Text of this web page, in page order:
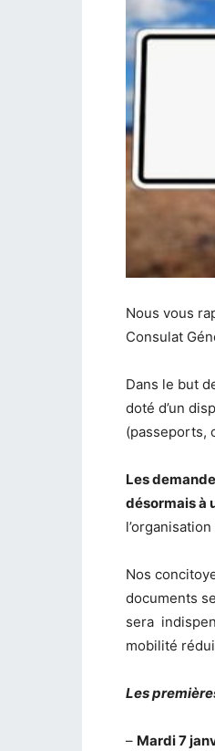
Nous vous
Consulat
Dans le but
doté d’un
(passeports,
Les
désormais à
l’organisation
Nos
documents
sera
mobilité
Les
– Mardi 7